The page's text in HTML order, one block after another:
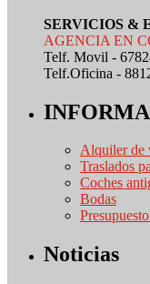
SERVICIOS &
AGENCIA EN
Telf. Movil -
Telf.Oficina -
Alquiler de
Traslados
Coches
Bodas
Noticias